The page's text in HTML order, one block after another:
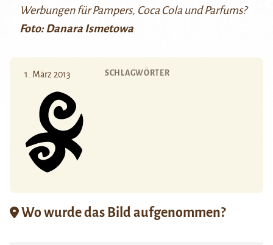
Werbungen für Pampers, Coca Cola und Parfums?
Foto: Danara Ismetowa
1. März 2013 SCHLAGWÖRTER
Wo wurde das Bild aufgenommen?